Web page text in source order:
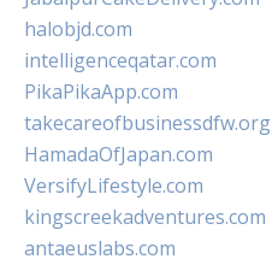
halobjd.com
intelligenceqatar.com
PikaPikaApp.com
takecareofbusinessdfw.org
HamadaOfJapan.com
VersifyLifestyle.com
kingscreekadventures.com
antaeuslabs.com